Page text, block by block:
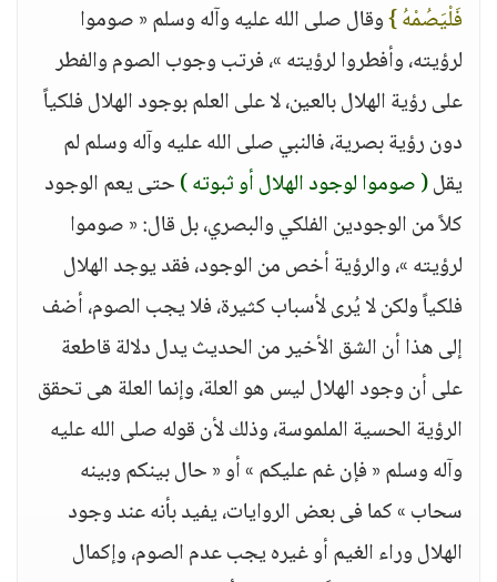
فَلْيَصُمْهُ }وقال صلى الله عليه وآله وسلم « صوموا
لرؤيته، وأفطروا لرؤيته »، فرتب وجوب الصوم والفطر
على رؤية الهلال بالعين، لا على العلم بوجود الهلال فلكياً
دون رؤية بصرية، فالنبي صلى الله عليه وآله وسلم لم
يقل( صوموا لوجود الهلال أو ثبوته )حتى يعم الوجود
كلاً من الوجودين الفلكي والبصري، بل قال: « صوموا
لرؤيته »، والرؤية أخص من الوجود، فقد يوجد الهلال
فلكياً ولكن لا يُرى لأسباب كثيرة، فلا يجب الصوم، أضف
إلى هذا أن الشق الأخير من الحديث يدل دلالة قاطعة
على أن وجود الهلال ليس هو العلة، وإنما العلة هى تحقق
الرؤية الحسية الملموسة، وذلك لأن قوله صلى الله عليه
وآله وسلم « فإن غم عليكم » أو « حال بينكم وبينه
سحاب » كما فى بعض الروايات، يفيد بأنه عند وجود
الهلال وراء الغيم أو غيره يجب عدم الصوم، وإكمال